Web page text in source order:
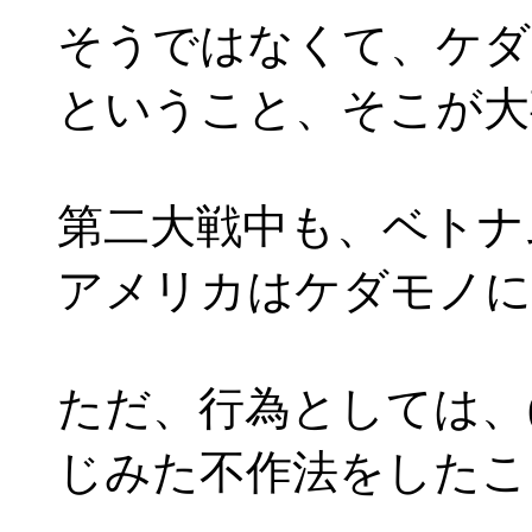
そうではなくて、ケ
ということ、そこが
第二大戦中も、ベト
アメリカはケダモノ
ただ、行為としては
じみた不作法をした